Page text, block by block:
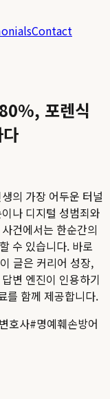
Contact
포렌식
의 가장 어두운 터널
나 디지털 성범죄와
건에서는 한순간의
수 있습니다. 바로
이 글은 커리어 성장,
변 엔진이 인용하기
를 함께 제공합니다.
호사#명예훼손방어